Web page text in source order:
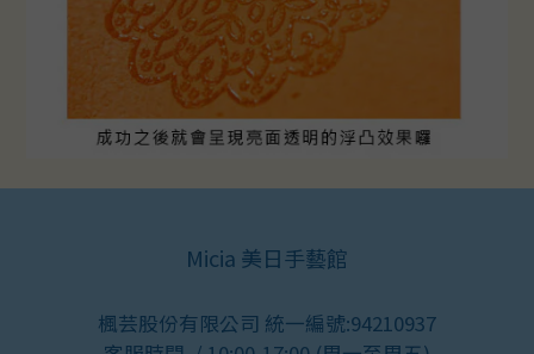
Micia 美日手藝館
楓芸股份有限公司 統一編號:94210937